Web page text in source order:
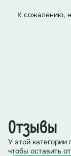
К сожалению,
Отзывы
У этой категории
чтобы оставить